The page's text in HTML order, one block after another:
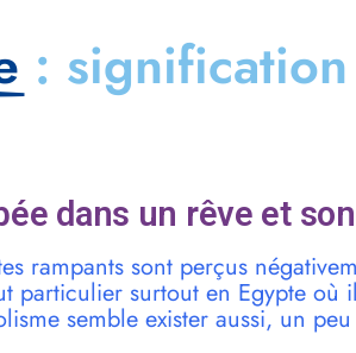
:
dans un rêve et
rampants sont perçus
particulier surtout en Egypte où
semble exister aussi, un